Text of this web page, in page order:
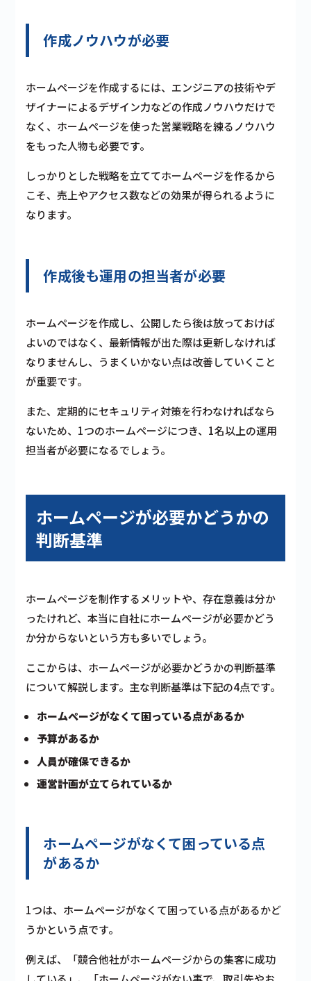
作成ノウハウが必要
ホームページを作成するには、エンジニアの技術やデ
ザイナーによるデザイン力などの作成ノウハウだけで
なく、ホームページを使った営業戦略を練るノウハウ
をもった人物も必要です。
しっかりとした戦略を立ててホームページを作るから
こそ、売上やアクセス数などの効果が得られるように
なります。
作成後も運用の担当者が必要
ホームページを作成し、公開したら後は放っておけば
よいのではなく、最新情報が出た際は更新しなければ
なりませんし、うまくいかない点は改善していくこと
が重要です。
また、定期的にセキュリティ対策を行わなければなら
ないため、1つのホームページにつき、1名以上の運用
担当者が必要になるでしょう。
ホームページが必要かどうかの
判断基準
ホームページを制作するメリットや、存在意義は分か
ったけれど、本当に自社にホームページが必要かどう
か分からないという方も多いでしょう。
ここからは、ホームページが必要かどうかの判断基準
について解説します。主な判断基準は下記の4点です。
ホームページがなくて困っている点があるか
予算があるか
人員が確保できるか
運営計画が立てられているか
ホームページがなくて困っている点
があるか
1つは、ホームページがなくて困っている点があるかど
うかという点です。
例えば、「競合他社がホームページからの集客に成功